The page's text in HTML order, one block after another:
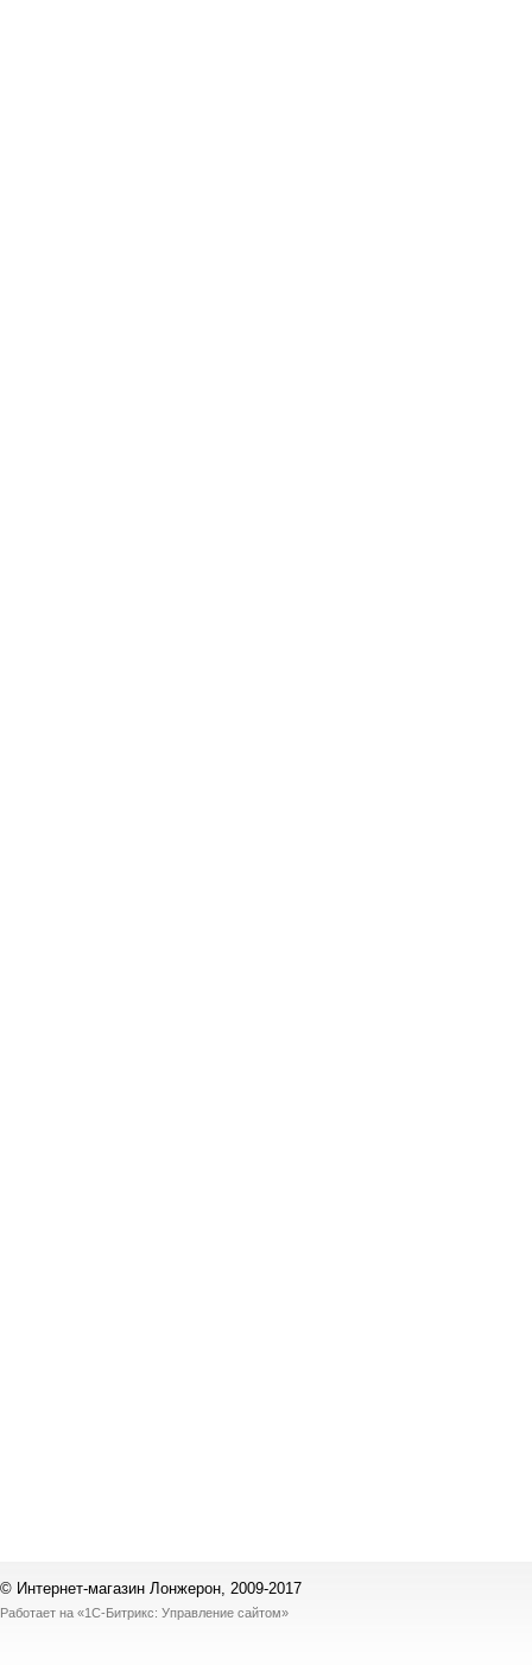
© Интернет-магазин Лонжерон, 2009-2017
Работает на «1С-Битрикс: Управление сайтом»